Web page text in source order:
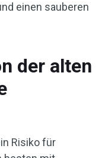
einen sauberen
der alten
Risiko für